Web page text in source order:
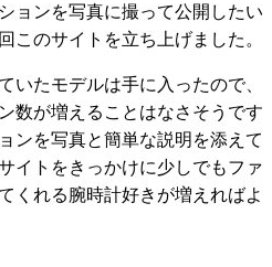
ョンを写真に撮って公開したい
このサイトを立ち上げました。
いたモデルは手に入ったので、
数が増えることはなさそうです
ンを写真と簡単な説明を添えて
イトをきっかけに少しでもファ
くれる腕時計好きが増えればよ